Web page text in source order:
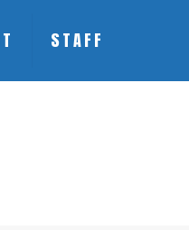
STAFF